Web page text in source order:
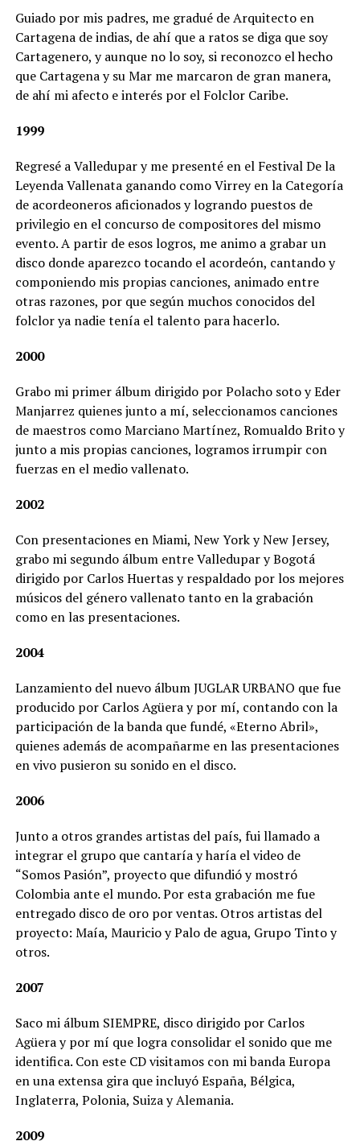
Guiado por mis padres, me gradué de Arquitecto en
Cartagena de indias, de ahí que a ratos se diga que soy
Cartagenero, y aunque no lo soy, si reconozco el hecho
que Cartagena y su Mar me marcaron de gran manera,
de ahí mi afecto e interés por el Folclor Caribe.
1999
Regresé a Valledupar y me presenté en el Festival De la
Leyenda Vallenata ganando como Virrey en la Categoría
de acordeoneros aficionados y logrando puestos de
privilegio en el concurso de compositores del mismo
evento. A partir de esos logros, me animo a grabar un
disco donde aparezco tocando el acordeón, cantando y
componiendo mis propias canciones, animado entre
otras razones, por que según muchos conocidos del
folclor ya nadie tenía el talento para hacerlo.
2000
Grabo mi primer álbum dirigido por Polacho soto y Eder
Manjarrez quienes junto a mí, seleccionamos canciones
de maestros como Marciano Martínez, Romualdo Brito y
junto a mis propias canciones, logramos irrumpir con
fuerzas en el medio vallenato.
2002
Con presentaciones en Miami, New York y New Jersey,
grabo mi segundo álbum entre Valledupar y Bogotá
dirigido por Carlos Huertas y respaldado por los mejores
músicos del género vallenato tanto en la grabación
como en las presentaciones.
2004
Lanzamiento del nuevo álbum JUGLAR URBANO que fue
producido por Carlos Agüera y por mí, contando con la
participación de la banda que fundé, «Eterno Abril»,
quienes además de acompañarme en las presentaciones
en vivo pusieron su sonido en el disco.
2006
Junto a otros grandes artistas del país, fui llamado a
integrar el grupo que cantaría y haría el video de
“Somos Pasión”, proyecto que difundió y mostró
Colombia ante el mundo. Por esta grabación me fue
entregado disco de oro por ventas. Otros artistas del
proyecto: Maía, Mauricio y Palo de agua, Grupo Tinto y
otros.
2007
Saco mi álbum SIEMPRE, disco dirigido por Carlos
Agüera y por mí que logra consolidar el sonido que me
identifica. Con este CD visitamos con mi banda Europa
en una extensa gira que incluyó España, Bélgica,
Inglaterra, Polonia, Suiza y Alemania.
2009